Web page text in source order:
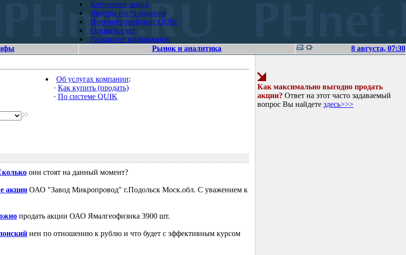
Котировки акций
Лидеры роста-падения
Интернет-трейдинг QUIK
Открыть счет
Раскрытие информации
Рынок и аналитика 8 августа, 07:30
Об услугах компании:
· Как купить (продать)
· По системе QUIK
они стоят на данный момент?
акции ОАО "Завод Микропровод" г.Подольск Моск.обл. С уважением к
продать акции ОАО Ямалгеофизика 3900 шт.
иен по отношению к рублю и что будет с эффективным курсом
Как максимально выгодно продать
акции? Ответ на этот часто задаваемый
вопрос Вы найдете здесь>>>